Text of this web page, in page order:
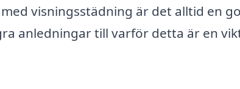
visningsstädning är det alltid en
anledningar till varför detta är en